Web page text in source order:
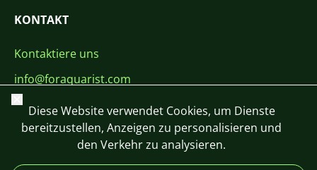
KONTAKT
Kontaktiere uns
info@foraquarist.com
+420 603 449 602
Schließen
Diese Website verwendet Cookies, um Dienste
bereitzustellen, Anzeigen zu personalisieren und
den Verkehr zu analysieren.